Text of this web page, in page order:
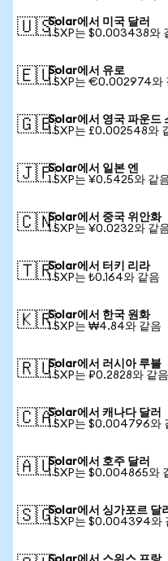
🇺🇸Solar에서 미국 달러
1 SXP는 $0.003438와
🇪🇺Solar에서 유로
1 SXP는 €0.002974와
🇬🇧Solar에서 영국 파운드
1 SXP는 £0.002548와
🇯🇵Solar에서 일본 엔
1 SXP는 ¥0.5425와 같
🇨🇳Solar에서 중국 위안화
1 SXP는 ¥0.0232와 같
🇹🇷Solar에서 터키 리라
1 SXP는 ₺0.164와 같음
🇰🇷Solar에서 한국 원화
1 SXP는 ₩4.84와 같음
🇷🇺Solar에서 러시아 루블
1 SXP는 ₽0.2828와 같음
🇨🇦Solar에서 캐나다 달러
1 SXP는 $0.004796와
🇦🇺Solar에서 호주 달러
1 SXP는 $0.004865와
🇸🇬Solar에서 싱가포르 달
1 SXP는 $0.004394와